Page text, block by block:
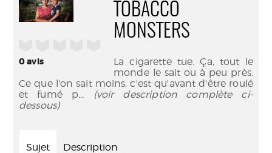
0avis
TOBACCO
MONSTERS
La cigarette tue. Ça, tout le
monde le sait ou à peu près.
Ce que l'on sait moins, c'est qu'avant d'être roulé
et fumé p... (voir description complète ci-
dessous)
Sujet Description